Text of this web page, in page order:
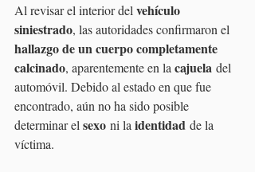
Al revisar el interior del vehículo
siniestrado, las autoridades confirmaron el
hallazgo de un cuerpo completamente
calcinado, aparentemente en la cajuela del
automóvil. Debido al estado en que fue
encontrado, aún no ha sido posible
determinar el sexo ni la identidad de la
víctima.